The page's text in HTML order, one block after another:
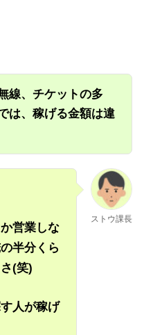
線、チケットの多
は、稼げる金額は違
営業しな
半分くら
(笑)
人が稼げ
ストウ課長